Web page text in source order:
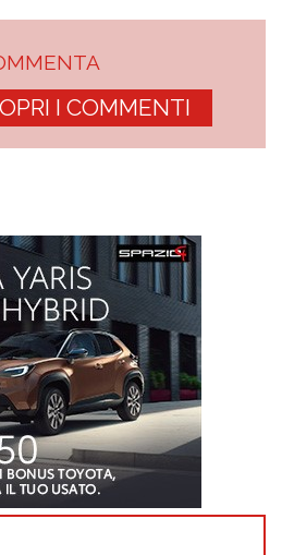
I COMMENTI